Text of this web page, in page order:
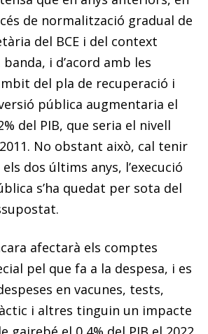
de normalització gradual de
del BCE i del context
i d’acord amb les
del pla de recuperació i
pública augmentaria el
del PIB, que seria el nivell
No obstant això, cal tenir
dos últims anys, l’execució
s’ha quedat per sota del
afectarà els comptes
pel que fa a la despesa, i es
en vacunes, tests,
i altres tinguin un impacte